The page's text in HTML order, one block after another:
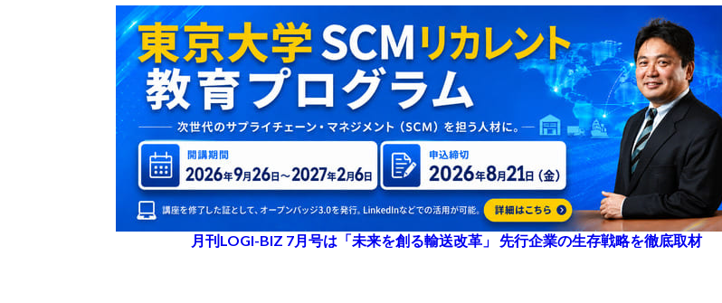
月刊LOGI-BIZ 7月号は「未来を創る輸送改革」 先行企業の生存戦略を徹底取材